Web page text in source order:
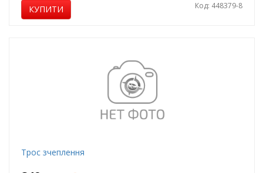
КУПИТИ Код: 448379-8
Трос зчеплення